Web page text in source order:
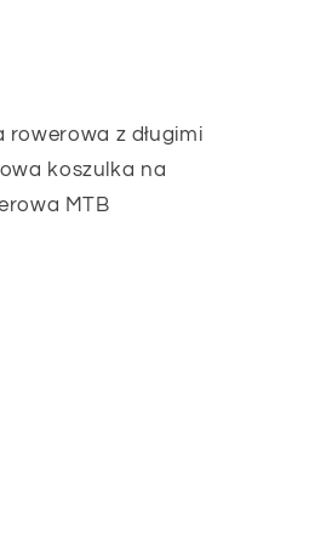
rowerowa z długimi
koszulka na
MTB